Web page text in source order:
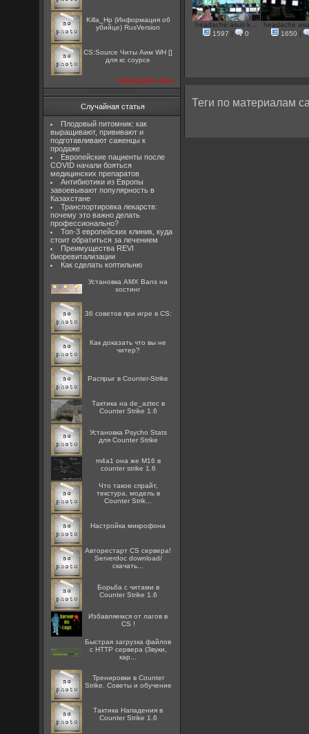
Killa_Hp (Информация об
убийце) RusVersion
CS:Source Читы Аим WH []
для кс соурсе
посмотреть все
Случайная статья
Плодовый питомник: как
выращивают, прививают и
подготавливают саженцы к
продаже
Европейские пациенты после
COVID начали бояться
медицинских препаратов
Антибиотики из Европы
завоевывают популярность в
Казахстане
Транспортировка лекарств:
почему это важно делать
профессионально?
Топ-3 европейских клиник, куда
стоит обратиться за лечением
Преимущества REVI
биоревитализации
Как сделать коптильню
Установка AMX Bans на
хостинг
36 советов при игре в CS:
Как доказать что вы не
читер?
Распрыг в Counter-Strike
Тактика на de_aztec в
Counter Strike 1.6
Установка Psycho Stats
для Counter Strike
m4a1 она же M16 в
counter strike 1.6
Что такое спрайт,
текстура, модель в
Counter Strik...
Настройка микрофона
Авторестарт CS сервера!
Serverdoc download/
скачать...
Борьба с читами в
Counter Strike 1.6
Избавляемся от лагов в
CS !
Быстрая загрузка файлов
с HTTP сервера (Звуки,
кар...
Тренировки в Counter
Strike. Советы и обучение
Тактика Нападения в
Counter Strike 1.6
headache asus k...
1597
| 0
headache
1650
|
Теги по материалам